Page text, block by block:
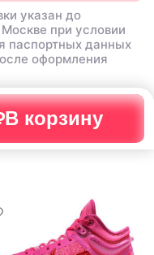
В корзину
указан до
при условии
паспортных данных
оформления